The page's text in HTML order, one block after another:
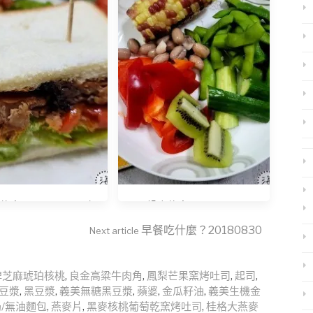
Next article 早餐吃什麼？20180830
麻琥珀核桃, 良金高粱牛肉角, 鳳梨芒果窯烤吐司, 起司,
漿, 黑豆漿, 義美無糖黑豆漿, 蘋婆, 金瓜籽油, 義美生機金
無油麵包, 燕麥片, 黑麥核桃葡萄乾窯烤吐司, 桂格大燕麥